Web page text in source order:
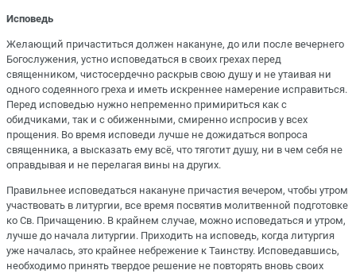
Исповедь
Желающий причаститься должен накануне, до или после вечернего
Богослужения, устно исповедаться в своих грехах перед
священником, чистосердечно раскрыв свою душу и не утаивая ни
одного содеянного греха и иметь искреннее намерение исправиться.
Перед исповедью нужно непременно примириться как с
обидчиками, так и с обиженными, смиренно испросив у всех
прощения. Во время исповеди лучше не дожидаться вопроса
священника, а высказать ему всё, что тяготит душу, ни в чем себя не
оправдывая и не перелагая вины на других.
Правильнее исповедаться накануне причастия вечером, чтобы утром
участвовать в литургии, все время посвятив молитвенной подготовке
ко Св. Причащению. В крайнем случае, можно исповедаться и утром,
лучше до начала литургии. Приходить на исповедь, когда литургия
уже началась, это крайнее небрежение к Таинству. Исповедавшись,
необходимо принять твердое решение не повторять вновь своих